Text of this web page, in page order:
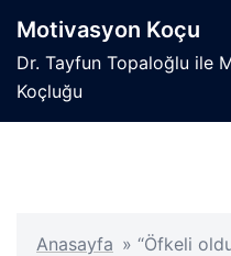
atlaMotivasyon Koçu
Dr. Tayfun Topaloğlu ile
Koçluğu
Anasayfa » “Öfkeli